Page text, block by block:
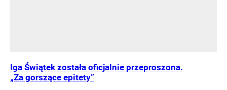
Iga Świątek została oficjalnie przeproszona.
„Za gorszące epitety”